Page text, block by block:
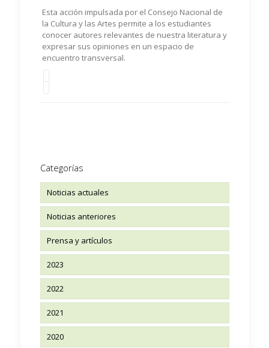
Esta acción impulsada por el Consejo Nacional de
la Cultura y las Artes permite a los estudiantes
conocer autores relevantes de nuestra literatura y
expresar sus opiniones en un espacio de
encuentro transversal.
Categorías
Noticias actuales
Noticias anteriores
Prensa y artículos
2023
2022
2021
2020